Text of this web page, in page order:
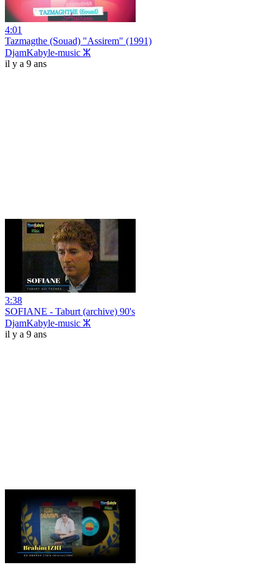
4:01
Tazmagthe (Souad) "Assirem" (1991)
DjamKabyle-music ⵣ
il y a 9 ans
3:38
SOFIANE - Taburt (archive) 90's
DjamKabyle-music ⵣ
il y a 9 ans